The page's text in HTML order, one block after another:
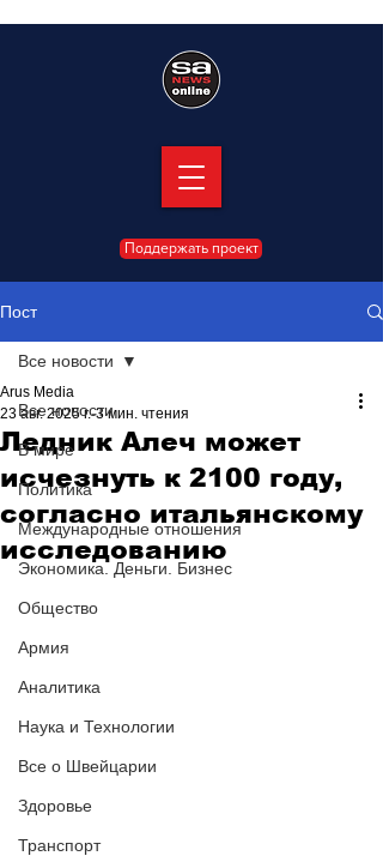
Поддержать проект
Пост
Все новости
В мире
Политика
Международные отношения
Экономика. Деньги. Бизнес
Общество
Армия
Аналитика
Наука и Технологии
Все о Швейцарии
Здоровье
Транспорт
Все новости
Ледник Алеч может
исчезнуть к 2100 году,
согласно итальянскому
исследованию
Arus Media
23 авг. 2025 г. 3 мин. чтения